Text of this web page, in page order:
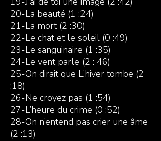
20-La beauté (1 :24)
21-La mort (2 :30)
22-Le chat et le soleil (0 :49)
23-Le sanguinaire (1 :35)
24-Le vent parle (2 : 46)
25-On dirait que L’hiver tombe (2
:18)
26-Ne croyez pas (1 :54)
27-L’heure du crime (0 :52)
28-On n’entend pas crier une âme
(2 :13)